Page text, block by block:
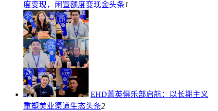
度变现，闲置额度变现金头条1
EHD菁英俱乐部启航：以长期主义
重塑美业渠道生态头条2